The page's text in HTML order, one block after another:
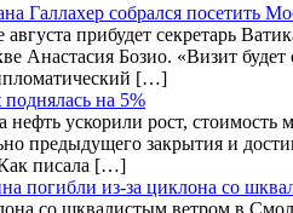
Галлахер собрался посетить
прибудет секретарь
Анастасия Бозио. «Визит
[…]
на 5%
ускорили рост, стоимость
предыдущего закрытия и
писала […]
погибли из-за циклона со
со шквалистым ветром в